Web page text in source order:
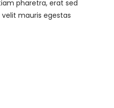
pharetra, erat sed
mauris egestas